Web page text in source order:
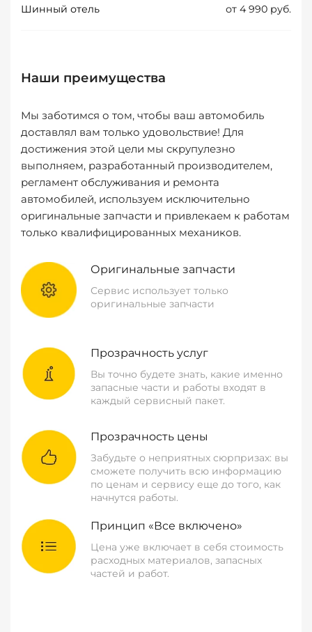
Шинный отель от 4 990 руб.
Наши преимущества
Мы заботимся о том, чтобы ваш автомобиль
доставлял вам только удовольствие! Для
достижения этой цели мы скрупулезно
выполняем, разработанный производителем,
регламент обслуживания и ремонта
автомобилей, используем исключительно
оригинальные запчасти и привлекаем к работам
только квалифицированных механиков.
Оригинальные запчасти
Сервис использует только
оригинальные запчасти
Прозрачность услуг
Вы точно будете знать, какие именно
запасные части и работы входят в
каждый сервисный пакет.
Прозрачность цены
Забудьте о неприятных сюрпризах: вы
сможете получить всю информацию
по ценам и сервису еще до того, как
начнутся работы.
Принцип «Все включено»
Цена уже включает в себя стоимость
расходных материалов, запасных
частей и работ.